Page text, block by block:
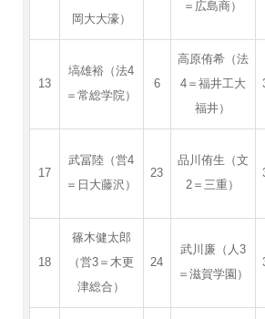
岡大大濠）
＝広島商）
13
塙雄裕（法4
＝常総学院）
6
高原侑希（法
4＝福井工大
福井）
17
武冨陸（営4
＝日大藤沢）
23
品川侑生（文
2＝三重）
18
篠木健太郎
（営3＝木更
津総合）
24
武川廉（人3
＝滋賀学園）